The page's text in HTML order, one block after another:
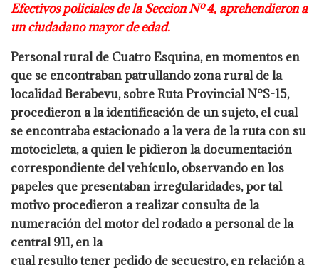
Efectivos policiales de la Seccion Nº 4, aprehendieron a
un ciudadano mayor deedad.
Personal rural de Cuatro Esquina, en momentos en
que se encontraban patrullando zonarural de la
localidad Berabevu, sobre Ruta Provincial N°S-15,
procedieron a laidentificación de un sujeto, el cual
se encontraba estacionado a la vera de la ruta con su
motocicleta, a quien le pidieron la documentación
correspondiente del vehículo,observando en los
papeles que presentaban irregularidades, por tal
motivo procedieron arealizar consulta de la
numeración del motor del rodado a personal de la
central 911, en la
cual resulto tener pedido de secuestro, en relación a